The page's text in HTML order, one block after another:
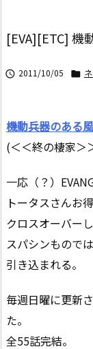
[EVA][ETC] 機
 2011/10/05 
機動兵器のある
(＜＜終の棲家＞＞
一応（？）
トータスさんお
クロスオーバー
スパシンもので
引き込まれる。
毎週日曜に更新
た。
全55話完結。